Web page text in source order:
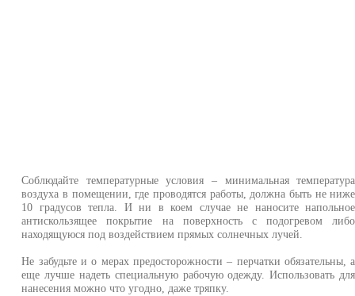
Соблюдайте температурные условия – минимальная температура
воздуха в помещении, где проводятся работы, должна быть не ниже
10 градусов тепла. И ни в коем случае не наносите напольное
антискользящее покрытие на поверхность с подогревом либо
находящуюся под воздействием прямых солнечных лучей.
Не забудьте и о мерах предосторожности – перчатки обязательны, а
еще лучше надеть специальную рабочую одежду. Использовать для
нанесения можно что угодно, даже тряпку.